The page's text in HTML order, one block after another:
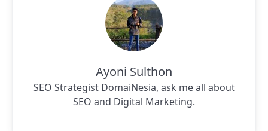
Ayoni Sulthon
SEO Strategist DomaiNesia, ask me all about
SEO and Digital Marketing.